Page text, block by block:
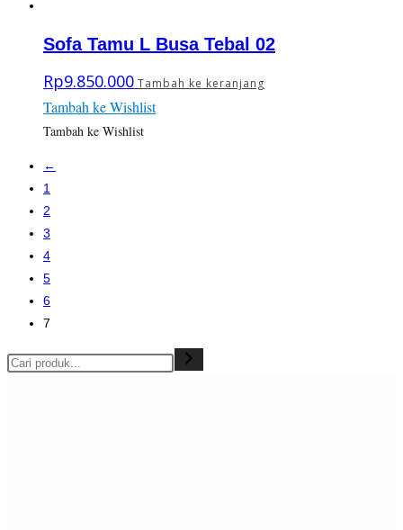
Sofa Tamu L Busa Tebal 02
Rp9.850.000 Tambah ke keranjang
Tambah ke Wishlist
Tambah ke Wishlist
←
1
2
3
4
5
6
7